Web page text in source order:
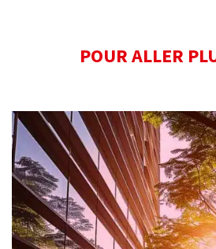
POUR ALLER